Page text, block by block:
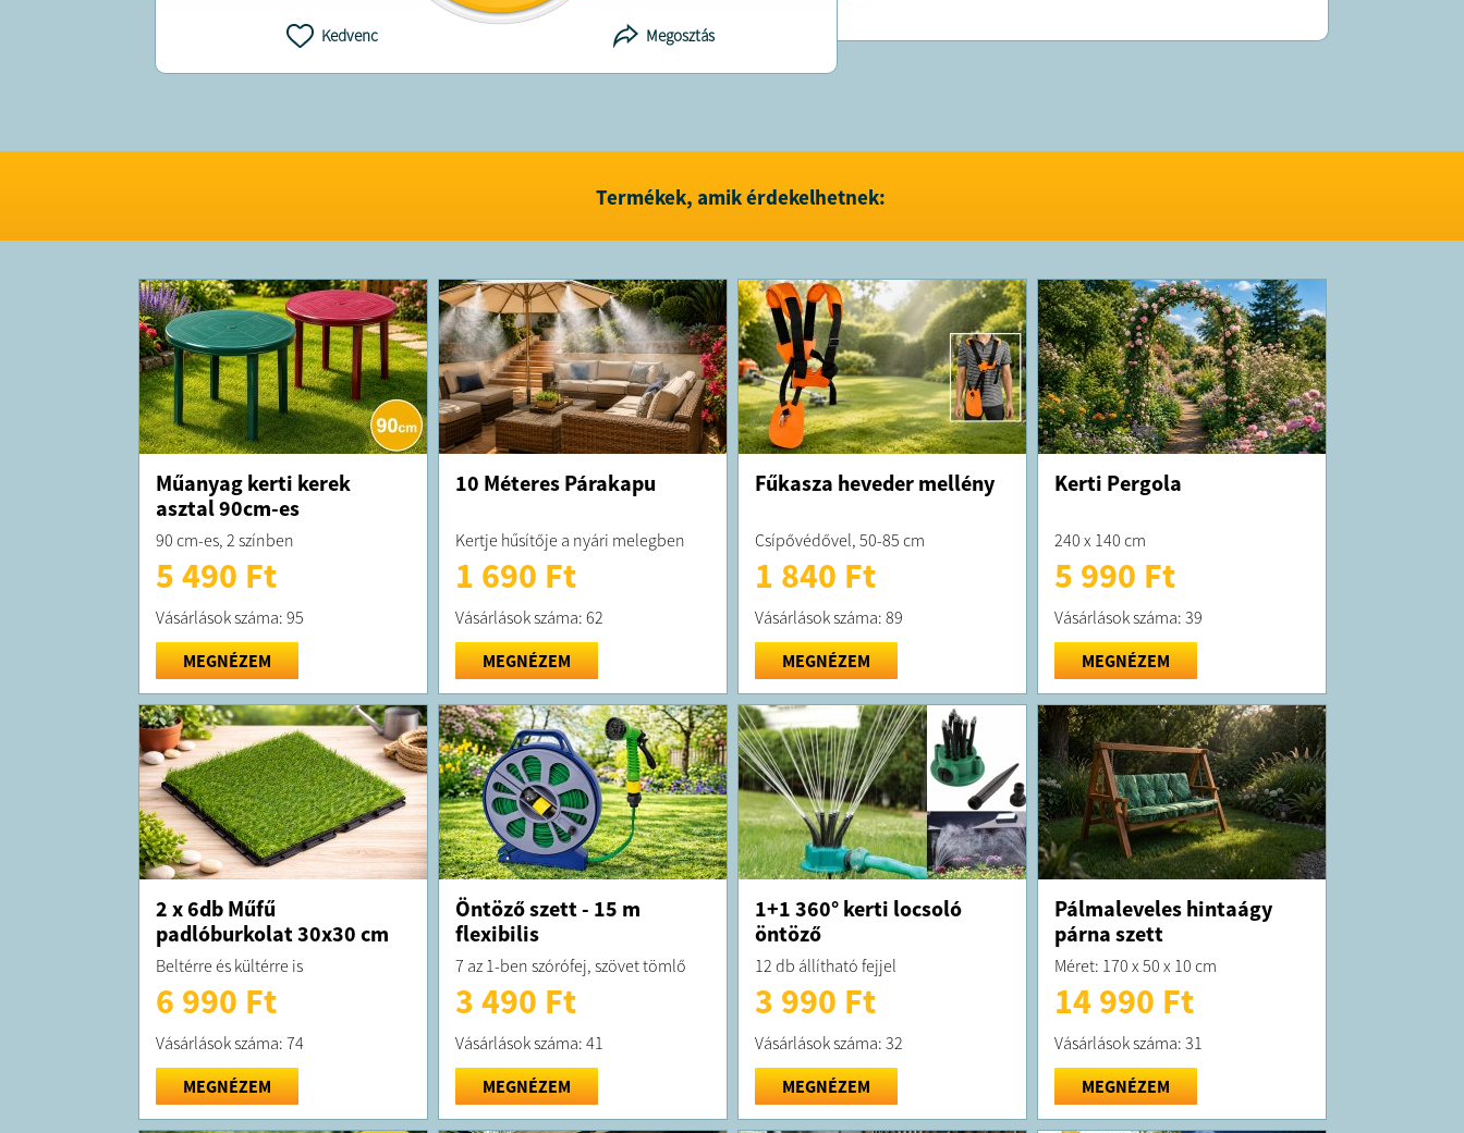
Kedvenc Megosztás
Időjárásálló kialakítás
Szín zöld
A terméket átlagosan 5 munkanapon belül kiszállítjuk!
A terméket forgalmazza a Lumina Trade
kft. adószám: 32929212-2-07 cégjegyzékszám: 07 09
037082; cím: 2463 Tordas, Szabadság út 40
Termékek, amik érdekelhetnek:
Műanyag kerti kerek
asztal 90cm-es
90 cm-es, 2 színben
5 490 Ft
Vásárlások száma: 95
MEGNÉZEM
10 Méteres Párakapu
Kertje hűsítője a nyári melegben
1 690 Ft
Vásárlások száma: 62
MEGNÉZEM
Fűkasza heveder mellény
Csípővédővel, 50-85 cm
1 840 Ft
Vásárlások száma: 89
MEGNÉZEM
Kerti Pergola
240 x 140 cm
5 990 Ft
Vásárlások száma: 39
MEGNÉZEM
2 x 6db Műfű
padlóburkolat 30x30 cm
Beltérre és kültérre is
6 990 Ft
Vásárlások száma: 74
MEGNÉZEM
Öntöző szett - 15 m
flexibilis
7 az 1-ben szórófej, szövet tömlő
3 490 Ft
Vásárlások száma: 41
MEGNÉZEM
1+1 360° kerti locsoló
öntöző
12 db állítható fejjel
3 990 Ft
Vásárlások száma: 32
MEGNÉZEM
Pálmaleveles hintaágy
párna szett
Méret: 170 x 50 x 10 cm
14 990 Ft
Vásárlások száma: 31
MEGNÉZEM